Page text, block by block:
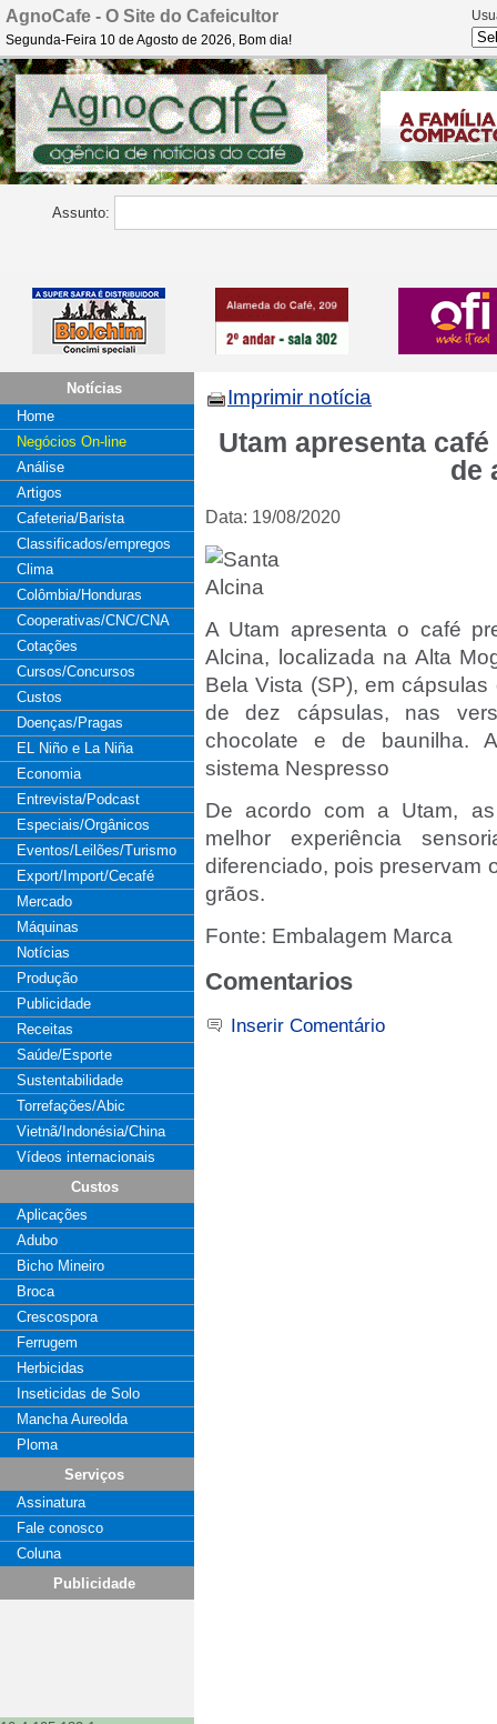
AgnoCafe - O Site do Cafeicultor
Segunda-Feira 10 de Agosto de 2026, Bom dia!
Assunto:
Notícias
Home
Negócios On-line
Análise
Artigos
Cafeteria/Barista
Classificados/empregos
Clima
Colômbia/Honduras
Cooperativas/CNC/CNA
Cotações
Cursos/Concursos
Custos
Doenças/Pragas
EL Niño e La Niña
Economia
Entrevista/Podcast
Especiais/Orgânicos
Eventos/Leilões/Turismo
Export/Import/Cecafé
Mercado
Máquinas
Notícias
Produção
Publicidade
Receitas
Saúde/Esporte
Sustentabilidade
Torrefações/Abic
Vietnã/Indonésia/China
Vídeos internacionais
Custos
Aplicações
Adubo
Bicho Mineiro
Broca
Crescospora
Ferrugem
Herbicidas
Inseticidas de Solo
Mancha Aureolda
Ploma
Serviços
Assinatura
Fale conosco
Coluna
Publicidade
Imprimir notícia
Utam apresenta
de
Data: 19/08/2020
A Utam apresenta o café
Alcina, localizada na Alta
Bela Vista (SP), em
de dez cápsulas, nas
chocolate e de baunilha.
sistema Nespresso
De acordo com a Utam,
melhor experiência
diferenciado, pois preservam
grãos.
Fonte: Embalagem Marca
Comentarios
Inserir Comentário